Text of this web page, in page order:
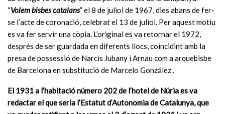
“Volem bisbes catalans” el 8 de juliol de 1967, dies abans de fer-
se l’acte de coronació, celebrat el 13 de juliol. Per aquest motiu
es va fer servir una còpia. L’original es va retornar el 1972,
després de ser guardada en diferents llocs, coincidint amb la
presa de possessió de Narcís Jubany i Arnau com a arquebisbe
de Barcelona en substitució de Marcelo González .
El 1931 a l’habitació número 202 de l’hotel de Núria es va
redactar el que seria l’Estatut d’Autonomia de Catalunya, que